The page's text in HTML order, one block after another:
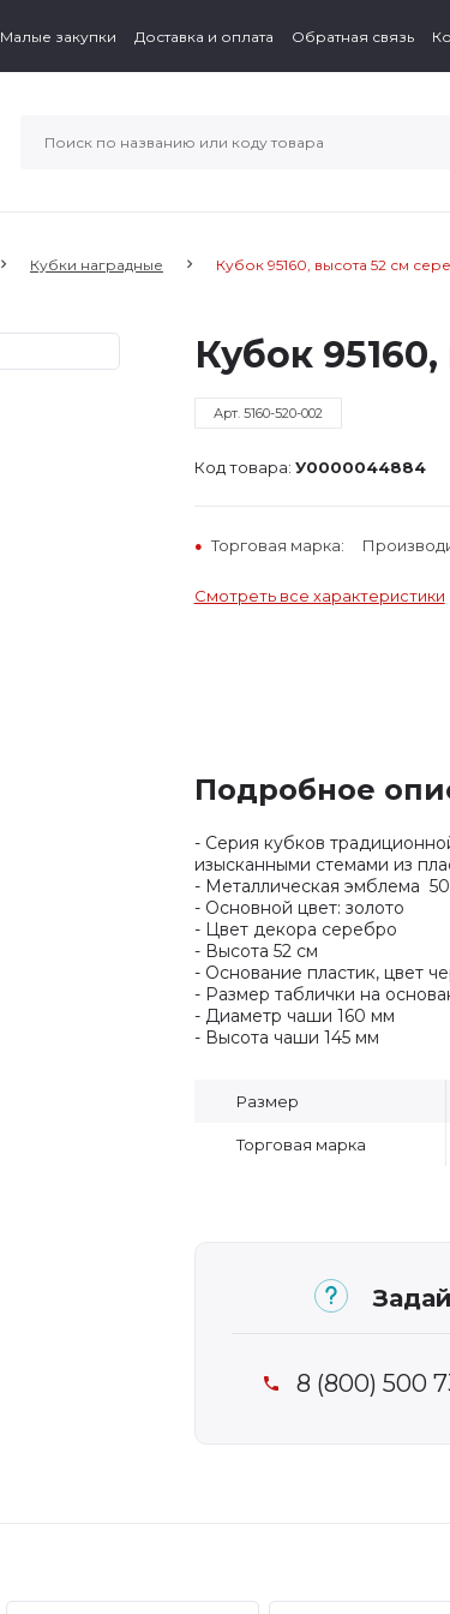
Малые закупки Доставка и оплата Обратная связь
Кубки наградные Кубок 95160, высота 52 см
Кубок
Арт. 5160-520-002
Код товара: У0000044884
Торговая марка:
Смотреть все характеристики
Подробное
- Серия кубков
изысканными стемами из
- Металлическая эмблема
- Основной цвет: золото
- Цвет декора серебро
- Высота 52 см
- Основание пластик, цвет
- Размер таблички на
- Диаметр чаши 160 мм
- Высота чаши 145 мм
Размер
Торговая марка
8 (800) 500